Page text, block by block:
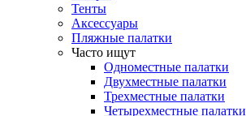
Тенты
Аксессуары
Пляжные палатки
Часто ищут
Одноместные палатки
Двухместные палатки
Трехместные палатки
Четырехместные палатки